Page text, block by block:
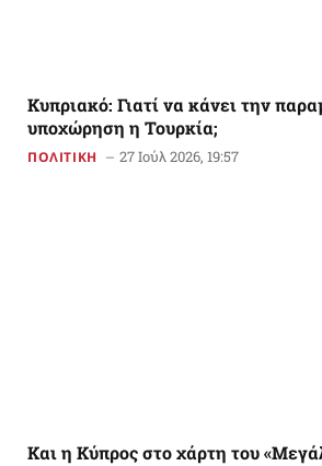
Κυπριακό: Γιατί να κάνει την
υποχώρηση η Τουρκία;
ΠΟΛΙΤΙΚΗ 27 Ιούλ 2026, 19:57
Και η Κύπρος στο χάρτη του